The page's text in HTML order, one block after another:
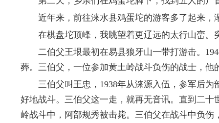
近年来，前往涞水县鸡蛋坨的游客多了起来，
在棋盘坨顶峰，我眺望着更辽远的太行山峦。
二伯父王垠最初在易县狼牙山一带打游击。
葬。三伯父，一位参加黄土岭战斗负伤的战士，他
三伯父叫王忠，1938年从涞源入伍，参军后为
好地战斗。三伯父这一走，就再无音讯。直到二
岭战斗中，阿部规秀被击毙。三伯父在战斗中负